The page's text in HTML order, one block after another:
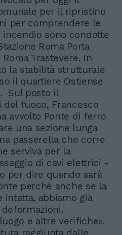
per il ripristino
per comprendere le
incendio sono condotte
Roma Porta
Trastevere. In
la stabilità strutturale
il quartiere Ostiense
Sul posto il
fuoco, Francesco
avvolto Ponte di ferro
una sezione lunga
passerella che corre
serviva per la
di cavi elettrici -
per dire quando sarà
perchè anche se la
intatta, abbiamo già
e altre verifiche».
raggiunta dalle